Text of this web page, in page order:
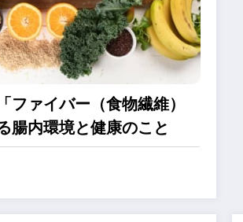
ファイバー（食物繊維）
腸内環境と健康のこと